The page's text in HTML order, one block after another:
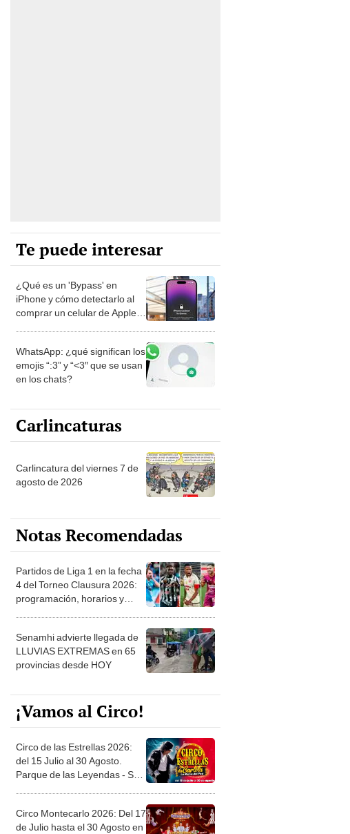
Te puede interesar
¿Qué es un 'Bypass' en
iPhone y cómo detectarlo al
comprar un celular de Apple
WhatsApp: ¿qué significan los
emojis “:3” y “<3″ que se usan
en los chats?
Carlincaturas
Carlincatura del viernes 7 de
agosto de 2026
Notas Recomendadas
Partidos de Liga 1 en la fecha
4 del Torneo Clausura 2026:
programación, horarios y
Senamhi advierte llegada de
LLUVIAS EXTREMAS en 65
provincias desde HOY
¡Vamos al Circo!
Circo de las Estrellas 2026:
del 15 Julio al 30 Agosto.
Parque de las Leyendas - San
Circo Montecarlo 2026: Del 17
de Julio hasta el 30 Agosto en